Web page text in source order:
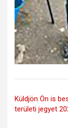
Küldjön Ön is
területi jegyet